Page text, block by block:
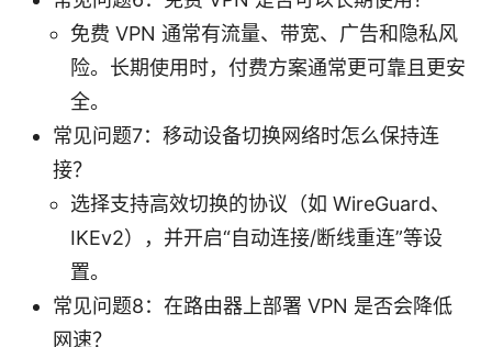
免费 VPN 通常有流量、带宽、广告和隐私风
险。长期使用时，付费方案通常更可靠且更安
全。
常见问题7：移动设备切换网络时怎么保持连
接？
选择支持高效切换的协议（如 WireGuard、
IKEv2），并开启“自动连接/断线重连”等设
置。
常见问题8：在路由器上部署 VPN 是否会降低
网速？